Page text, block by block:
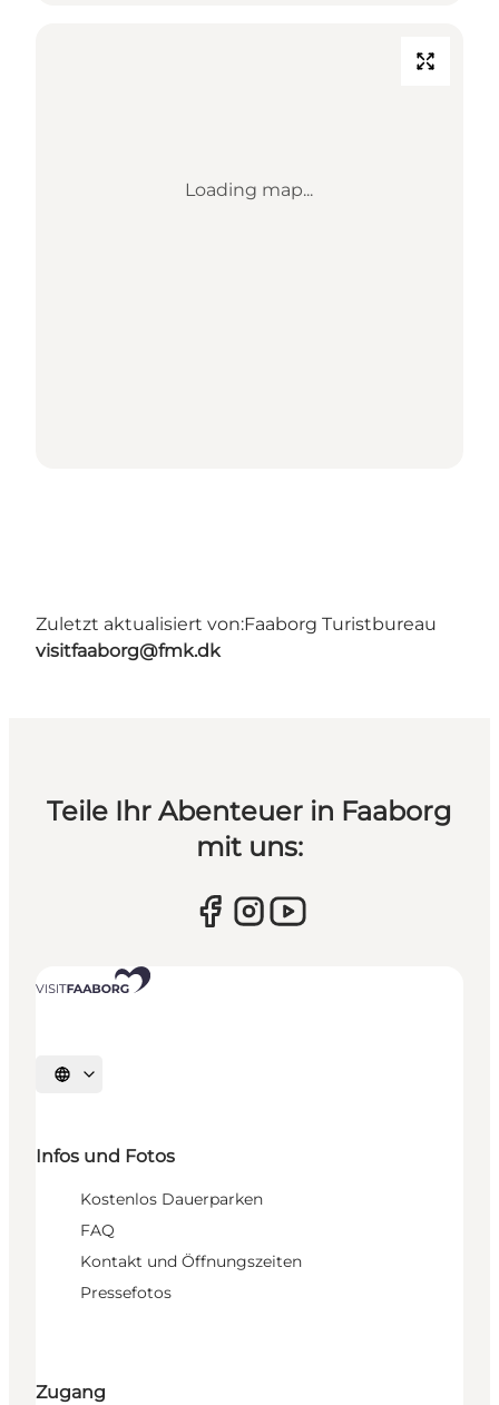
Loading map...
Zuletzt aktualisiert von:Faaborg Turistbureau
visitfaaborg@fmk.dk
Teile Ihr Abenteuer in Faaborg
mit uns:
Sprache auswählen
Infos und Fotos
Kostenlos Dauerparken
FAQ
Kontakt und Öffnungszeiten
Pressefotos
Zugang